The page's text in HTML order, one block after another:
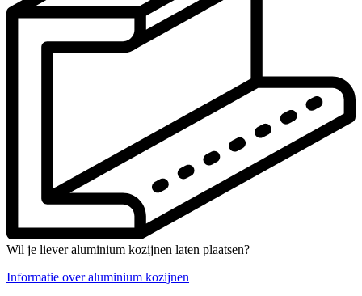
Wil je liever aluminium kozijnen laten plaatsen?
Informatie over aluminium kozijnen